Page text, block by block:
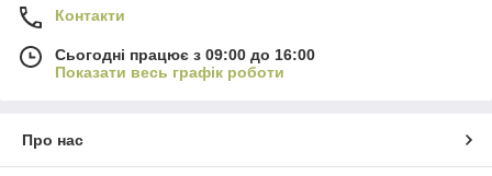
Контакти
Сьогодні працює з 09:00 до 16:00
Показати весь графік роботи
Про нас